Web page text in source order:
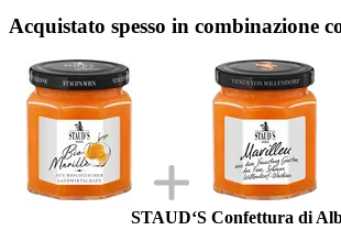
Acquistato spesso in combinazione
STAUD‘S Confettura di